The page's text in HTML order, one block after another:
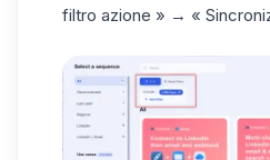
filtro azione » → «